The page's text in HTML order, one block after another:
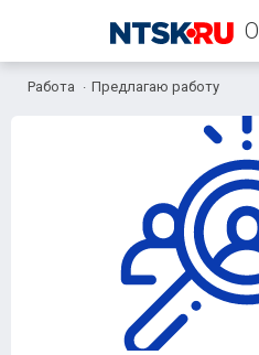
+7 (906) 834-
Работа Предлагаю работу